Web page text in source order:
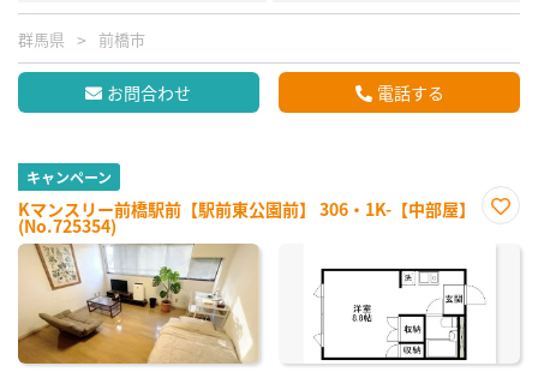
群馬県 前橋市
お問合わせ 電話する
キャンペーン
Kマンスリー前橋駅前【駅前東公園前】 306・1K-【中部屋】
(No.725354)
に入